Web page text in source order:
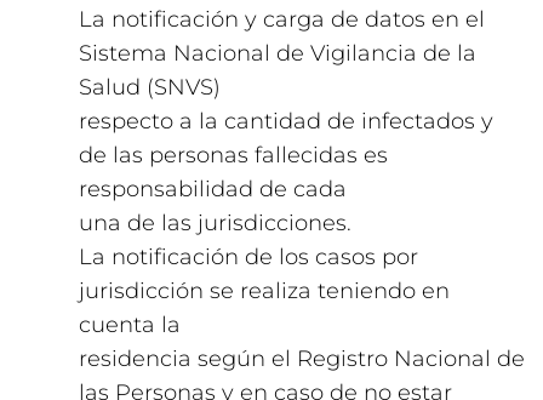
La notificación y carga de datos en el
Sistema Nacional de Vigilancia de la
Salud (SNVS)
respecto a la cantidad de infectados y
de las personas fallecidas es
responsabilidad de cada
una de las jurisdicciones.
La notificación de los casos por
jurisdicción se realiza teniendo en
cuenta la
residencia según el Registro Nacional de
las Personas y en caso de no estar